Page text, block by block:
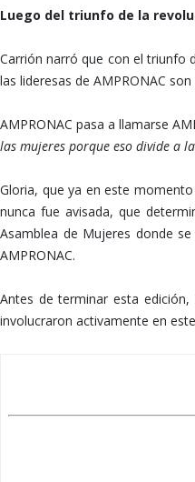
Luego del triunfo de la
Carrión narró que con el triunfo
las lideresas de AMPRONAC
AMPRONAC pasa a llamarse
las mujeres porque eso divide a
Gloria, que ya en este
nunca fue avisada, que
Asamblea de Mujeres donde
AMPRONAC.
Antes de terminar esta
involucraron activamente en